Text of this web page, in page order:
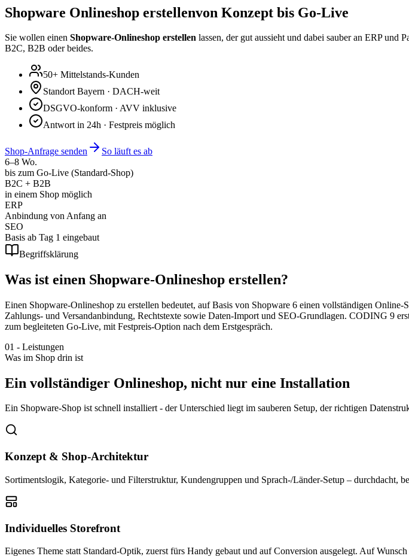
Shopware Onlineshop erstellenvon Konzept bis Go-Live
Sie wollen einen Shopware-Onlineshop erstellen lassen, der gut aussieht und dabei sauber an ERP
B2C, B2B oder beides.
50+ Mittelstands-Kunden
Standort Bayern · DACH-weit
DSGVO-konform · AVV inklusive
Antwort in 24h · Festpreis möglich
Shop-Anfrage senden
So läuft es ab
6–8 Wo.
bis zum Go-Live (Standard-Shop)
B2C + B2B
in einem Shop möglich
ERP
Anbindung von Anfang an
SEO
Basis ab Tag 1 eingebaut
Begriffsklärung
Was ist einen Shopware-Onlineshop erstellen?
Einen Shopware-Onlineshop zu erstellen bedeutet, auf Basis von Shopware 6 einen vollständigen
Zahlungs- und Versandanbindung, Rechtstexte sowie Daten-Import und SEO-Grundlagen. CODING 9
zum begleiteten Go-Live, mit Festpreis-Option nach dem Erstgespräch.
01 - Leistungen
Was im Shop drin ist
Ein vollständiger Onlineshop, nicht nur eine Installation
Ein Shopware-Shop ist schnell installiert - der Unterschied liegt im sauberen Setup, der richtigen
Konzept & Shop-Architektur
Sortimentslogik, Kategorie- und Filterstruktur, Kundengruppen und Sprach-/Länder-Setup – durchdacht,
Individuelles Storefront
Eigenes Theme statt Standard-Optik, zuerst fürs Handy gebaut und auf Conversion ausgelegt. Auf